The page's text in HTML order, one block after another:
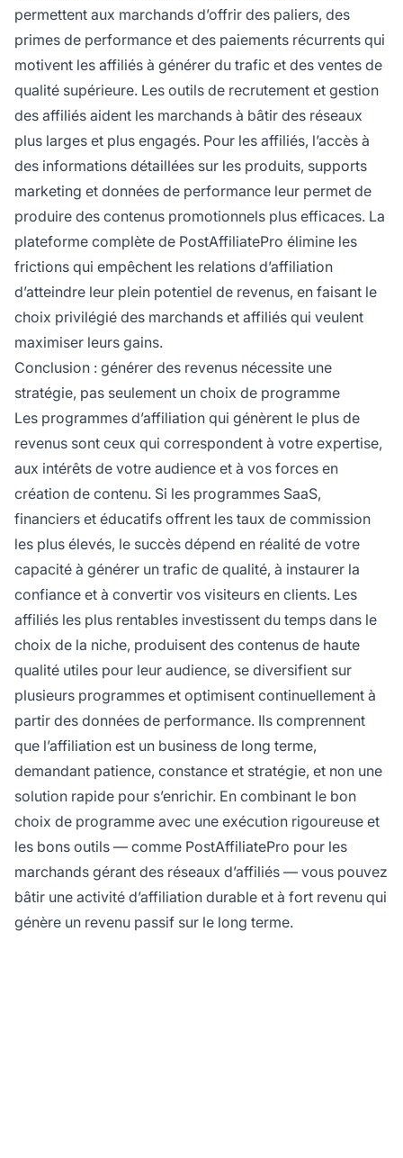
permettent aux marchands d’offrir des paliers, des
primes de performance et des paiements récurrents qui
motivent les affiliés à générer du trafic et des ventes de
qualité supérieure. Les outils de recrutement et gestion
des affiliés aident les marchands à bâtir des réseaux
plus larges et plus engagés. Pour les affiliés, l’accès à
des informations détaillées sur les produits, supports
marketing et données de performance leur permet de
produire des contenus promotionnels plus efficaces. La
plateforme complète de PostAffiliatePro élimine les
frictions qui empêchent les relations d’affiliation
d’atteindre leur plein potentiel de revenus, en faisant le
choix privilégié des marchands et affiliés qui veulent
maximiser leurs gains.
Conclusion : générer des revenus nécessite une
stratégie, pas seulement un choix de programme
Les programmes d’affiliation qui génèrent le plus de
revenus sont ceux qui correspondent à votre expertise,
aux intérêts de votre audience et à vos forces en
création de contenu. Si les programmes SaaS,
financiers et éducatifs offrent les taux de commission
les plus élevés, le succès dépend en réalité de votre
capacité à générer un trafic de qualité, à instaurer la
confiance et à convertir vos visiteurs en clients. Les
affiliés les plus rentables investissent du temps dans le
choix de la niche, produisent des contenus de haute
qualité utiles pour leur audience, se diversifient sur
plusieurs programmes et optimisent continuellement à
partir des données de performance. Ils comprennent
que l’affiliation est un business de long terme,
demandant patience, constance et stratégie, et non une
solution rapide pour s’enrichir. En combinant le bon
choix de programme avec une exécution rigoureuse et
les bons outils — comme PostAffiliatePro pour les
marchands gérant des réseaux d’affiliés — vous pouvez
bâtir une activité d’affiliation durable et à fort revenu qui
génère un revenu passif sur le long terme.